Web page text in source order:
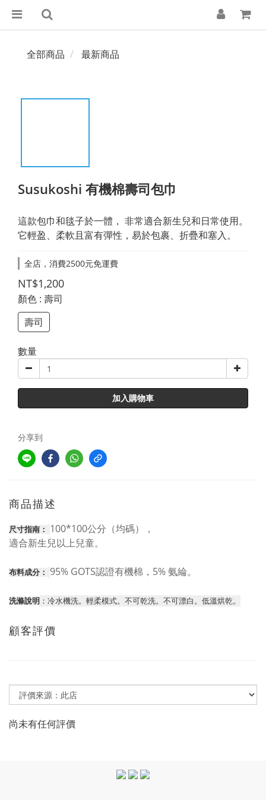
全部商品 最新商品
Susukoshi 有機棉壽司包巾
這款包巾和毯子於一體， 非常適合新生兒和日常使用。
它輕盈、柔軟且富有彈性，易於包裹、折疊和塞入。
全店，消費2500元免運費
NT$1,200
顏色 : 壽司
壽司
數量
加入購物車
分享到
商品描述
尺寸指南：
100*100公分（均碼），
適合新生兒以上兒童。
布料成分： 95% GOTS認證有機棉，5% 氨綸。
洗滌說明 ：冷水機洗。輕柔模式。不可乾洗。不可漂白。低溫烘乾。
顧客評價
尚未有任何評價